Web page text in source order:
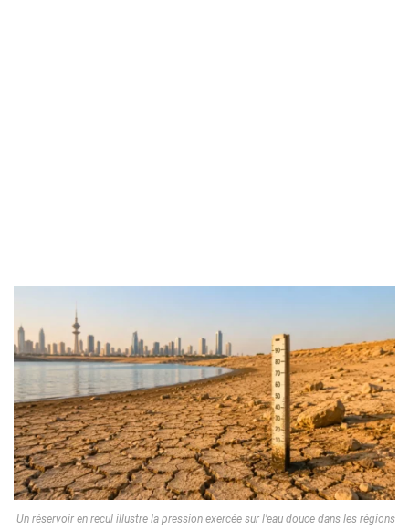
Un réservoir en recul illustre la pression exercée sur l’eau douce dans les régions